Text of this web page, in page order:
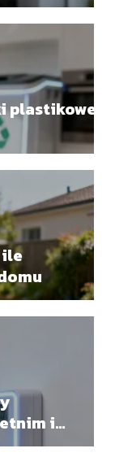
plastikowe
ile
i